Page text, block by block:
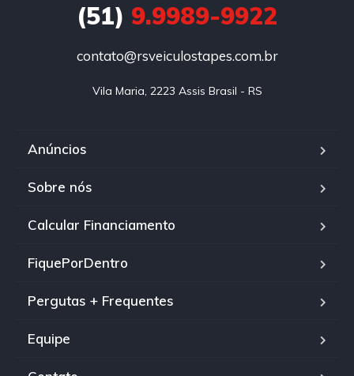
(51) 9.9989-9922
contato@rsveiculostapes.com.br
Vila Maria, 2223 Assis Brasil - RS
Anúncios
Sobre nós
Calcular Financiamento
FiquePorDentro
Pergutas + Frequentes
Equipe